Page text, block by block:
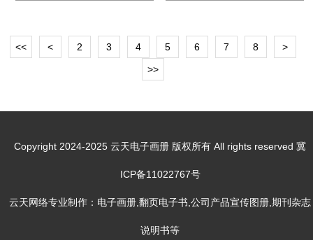
<< < 2 3 4 5 6 7 8
>
>>
Copyright 2024-2025 云天电子画册 版权所有 All rights reserved 冀
ICP备11022767号
云天网络专业制作：电子画册,翻页电子书,公司产品宣传图册,期刊杂志
说明书等